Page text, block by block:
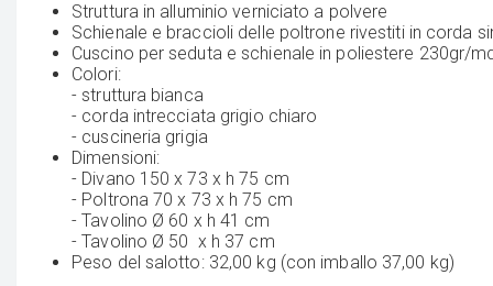
Struttura in alluminio verniciato a polvere
Schienale e braccioli delle poltrone rivestiti in corda
Cuscino per seduta e schienale in poliestere 230gr/
Colori:
- struttura bianca
- corda intrecciata grigio chiaro
- cuscineria grigia
Dimensioni:
- Divano 150 x 73 x h 75 cm
- Poltrona 70 x 73 x h 75 cm
- Tavolino Ø 60 x h 41 cm
- Tavolino Ø 50 x h 37 cm
Peso del salotto: 32,00 kg (con imballo 37,00 kg)